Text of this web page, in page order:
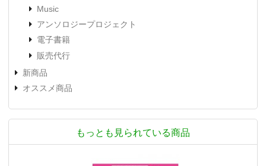
Music
アンソロジープロジェクト
電子書籍
販売代行
新商品
オススメ商品
もっとも見られている商品